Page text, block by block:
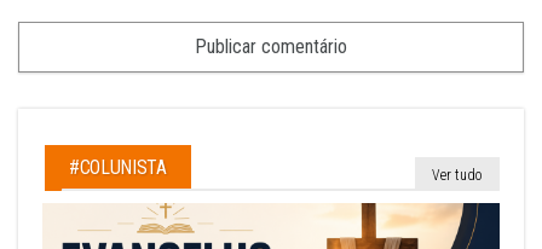
#COLUNISTA Ver tudo